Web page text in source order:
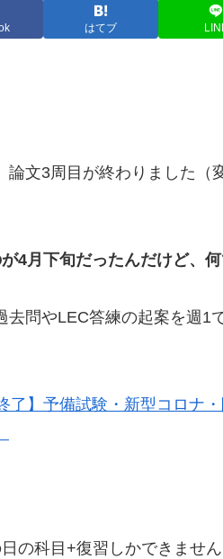
はてブ
論文3周目が終わりました（
4月下旬だったんだけど、
去問やLEC答練の起案を週1
了】予備試験・新型コロナ
の科目+復習しかできません